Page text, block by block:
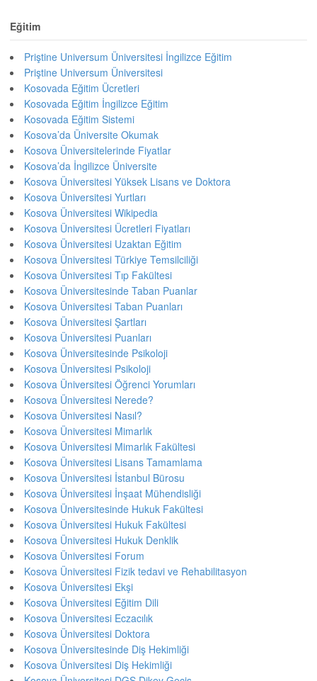
Eğitim
Priştine Universum Üniversitesi İngilizce Eğitim
Priştine Universum Üniversitesi
Kosovada Eğitim Ücretleri
Kosovada Eğitim İngilizce Eğitim
Kosovada Eğitim Sistemi
Kosova’da Üniversite Okumak
Kosova Üniversitelerinde Fiyatlar
Kosova’da İngilizce Üniversite
Kosova Üniversitesi Yüksek Lisans ve Doktora
Kosova Üniversitesi Yurtları
Kosova Üniversitesi Wikipedia
Kosova Üniversitesi Ücretleri Fiyatları
Kosova Üniversitesi Uzaktan Eğitim
Kosova Üniversitesi Türkiye Temsilciliği
Kosova Üniversitesi Tıp Fakültesi
Kosova Üniversitesinde Taban Puanlar
Kosova Üniversitesi Taban Puanları
Kosova Üniversitesi Şartları
Kosova Üniversitesi Puanları
Kosova Üniversitesinde Psikoloji
Kosova Üniversitesi Psikoloji
Kosova Üniversitesi Öğrenci Yorumları
Kosova Üniversitesi Nerede?
Kosova Üniversitesi Nasıl?
Kosova Üniversitesi Mimarlık
Kosova Üniversitesi Mimarlık Fakültesi
Kosova Üniversitesi Lisans Tamamlama
Kosova Üniversitesi İstanbul Bürosu
Kosova Üniversitesi İnşaat Mühendisliği
Kosova Üniversitesinde Hukuk Fakültesi
Kosova Üniversitesi Hukuk Fakültesi
Kosova Üniversitesi Hukuk Denklik
Kosova Üniversitesi Forum
Kosova Üniversitesi Fizik tedavi ve Rehabilitasyon
Kosova Üniversitesi Ekşi
Kosova Üniversitesi Eğitim Dili
Kosova Üniversitesi Eczacılık
Kosova Üniversitesi Doktora
Kosova Üniversitesinde Diş Hekimliği
Kosova Üniversitesi Diş Hekimliği